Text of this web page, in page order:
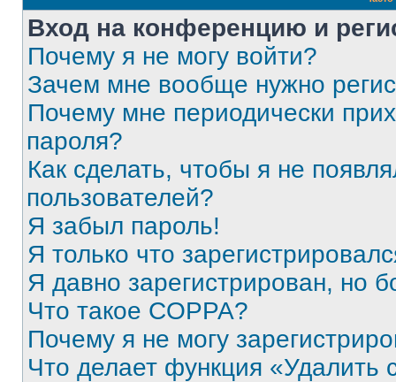
Вход на конференцию и
Почему я не могу войти?
Зачем мне вообще нужно
Почему мне периодически
пароля?
Как сделать, чтобы я не
пользователей?
Я забыл пароль!
Я только что
Я давно зарегистрирован, но
Что такое COPPA?
Почему я не могу
Что делает функция «Удалить